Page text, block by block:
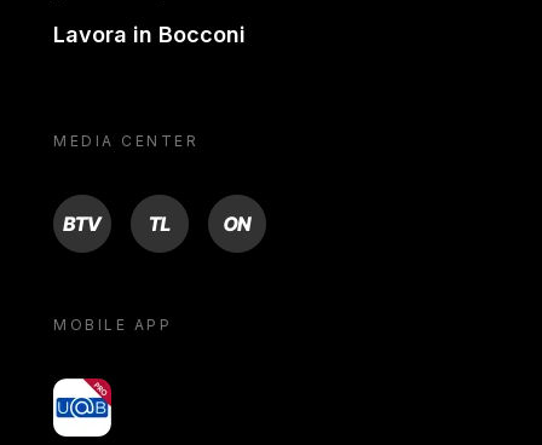
Lavora in Bocconi
MEDIA CENTER
BTV TL ON
MOBILE APP
yoU@B